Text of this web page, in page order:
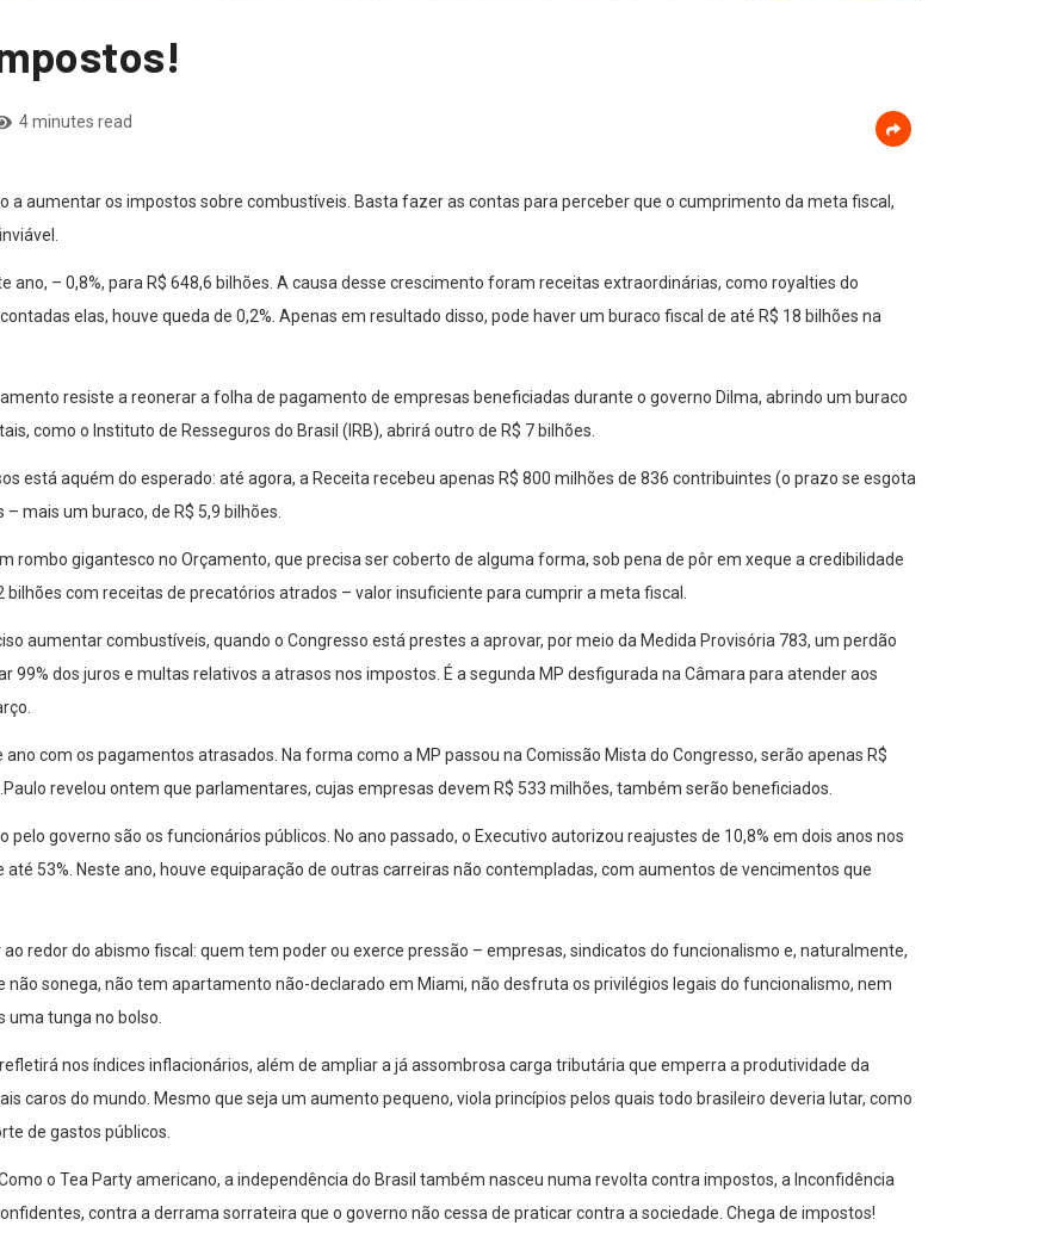
4 minutes read
a aumentar os impostos sobre combustíveis. Basta fazer as contas para perceber que o cumprimento da meta fiscal,
– 0,8%, para R$ 648,6 bilhões. A causa desse crescimento foram receitas extraordinárias, como royalties do
elas, houve queda de 0,2%. Apenas em resultado disso, pode haver um buraco fiscal de até R$ 18 bilhões na
resiste a reonerar a folha de pagamento de empresas beneficiadas durante o governo Dilma, abrindo um buraco
como o Instituto de Resseguros do Brasil (IRB), abrirá outro de R$ 7 bilhões.
está aquém do esperado: até agora, a Receita recebeu apenas R$ 800 milhões de 836 contribuintes (o prazo se esgota
mais um buraco, de R$ 5,9 bilhões.
rombo gigantesco no Orçamento, que precisa ser coberto de alguma forma, sob pena de pôr em xeque a credibilidade
com receitas de precatórios atrados – valor insuficiente para cumprir a meta fiscal.
aumentar combustíveis, quando o Congresso está prestes a aprovar, por meio da Medida Provisória 783, um perdão
99% dos juros e multas relativos a atrasos nos impostos. É a segunda MP desfigurada na Câmara para atender aos
com os pagamentos atrasados. Na forma como a MP passou na Comissão Mista do Congresso, serão apenas R$
revelou ontem que parlamentares, cujas empresas devem R$ 533 milhões, também serão beneficiados.
governo são os funcionários públicos. No ano passado, o Executivo autorizou reajustes de 10,8% em dois anos nos
53%. Neste ano, houve equiparação de outras carreiras não contempladas, com aumentos de vencimentos que
ao redor do abismo fiscal: quem tem poder ou exerce pressão – empresas, sindicatos do funcionalismo e, naturalmente,
sonega, não tem apartamento não-declarado em Miami, não desfruta os privilégios legais do funcionalismo, nem
uma tunga no bolso.
nos índices inflacionários, além de ampliar a já assombrosa carga tributária que emperra a produtividade da
caros do mundo. Mesmo que seja um aumento pequeno, viola princípios pelos quais todo brasileiro deveria lutar, como
de gastos públicos.
o Tea Party americano, a independência do Brasil também nasceu numa revolta contra impostos, a Inconfidência
contra a derrama sorrateira que o governo não cessa de praticar contra a sociedade. Chega de impostos!